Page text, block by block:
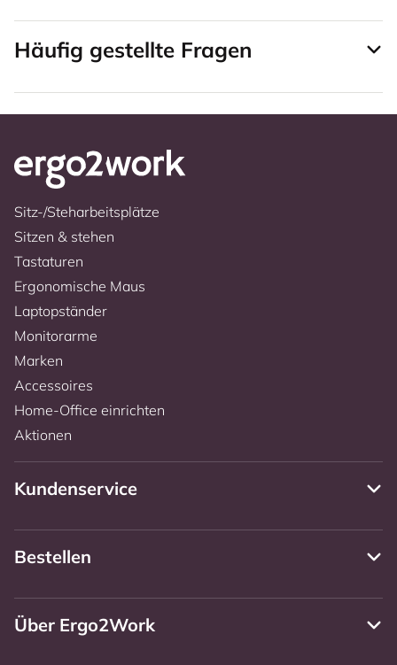
Häufig gestellte Fragen
Sitz-/Steharbeitsplätze
Sitzen & stehen
Tastaturen
Ergonomische Maus
Laptopständer
Monitorarme
Marken
Accessoires
Home-Office einrichten
Aktionen
Kundenservice
Bestellen
Über Ergo2Work